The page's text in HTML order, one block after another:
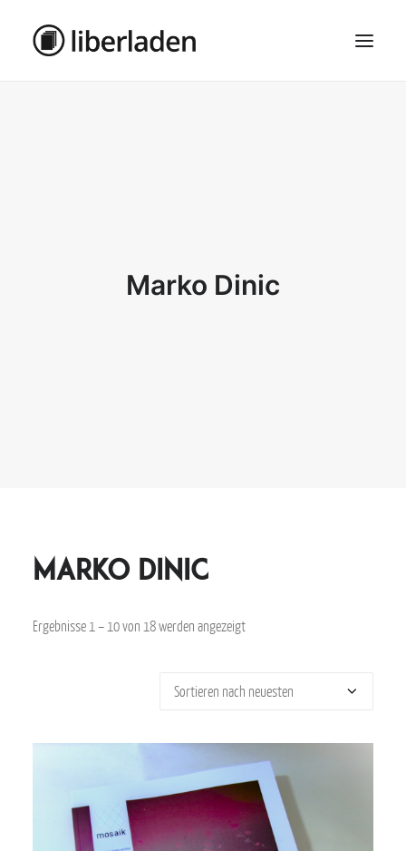
Marko Dinic
Marko Dinic
Ergebnisse 1 – 10 von 18 werden angezeigt